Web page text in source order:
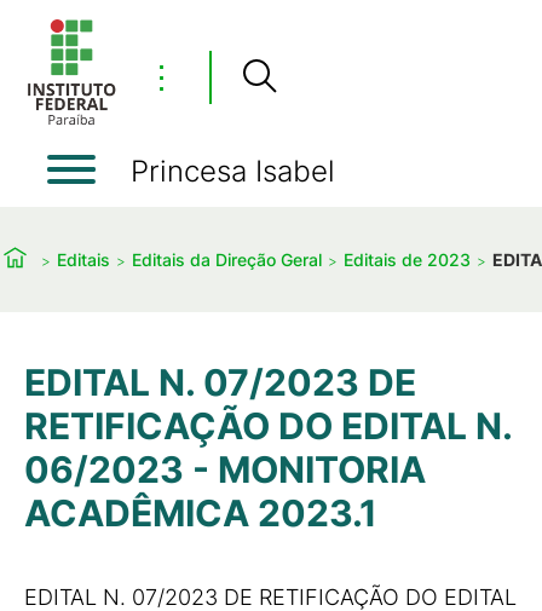
⋮
Princesa Isabel
Editais Editais da Direção Geral Editais de 2023
EDITAL N. 07/2023 DE
RETIFICAÇÃO DO EDITAL N.
06/2023 - MONITORIA
ACADÊMICA 2023.1
EDITAL N. 07/2023 DE RETIFICAÇÃO DO EDITAL